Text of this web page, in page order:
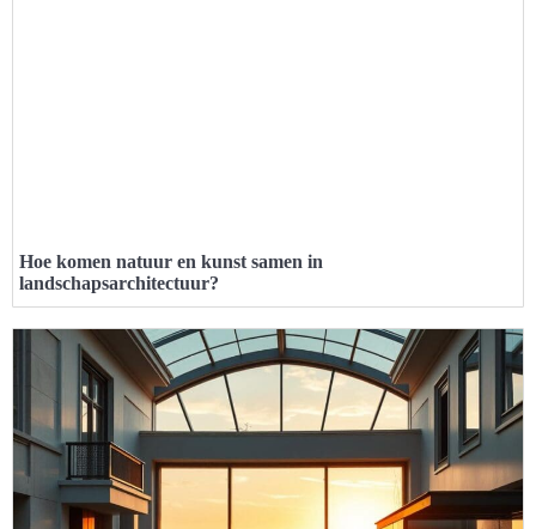
Hoe komen natuur en kunst samen in
landschapsarchitectuur?